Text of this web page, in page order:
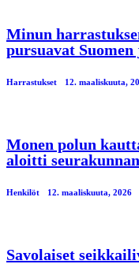
Minun
pursuavat
Harrastukset 12. maaliskuuta,
Monen polun
aloitti
Henkilöt 12. maaliskuuta, 2026
Savolaiset